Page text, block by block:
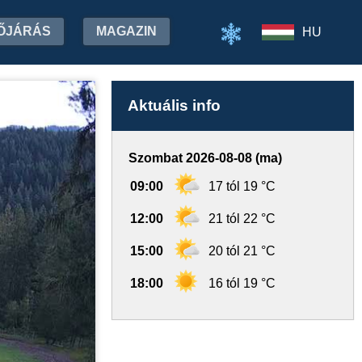
MAGAZIN HU
Aktuális info
Szombat 2026-08-08 (ma)
09:00 17 tól 19 °C
12:00 21 tól 22 °C
15:00 20 tól 21 °C
18:00 16 tól 19 °C